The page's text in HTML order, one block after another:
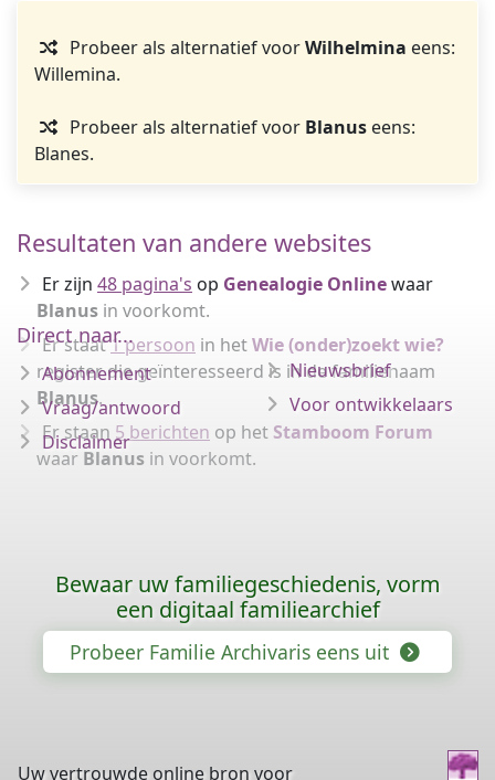
Probeer als alternatief voorWilhelmina eens:
Willemina.
Probeer als alternatief voor Blanuseens:
Blanes.
Resultaten van andere websites
Er zijn 48 pagina's op Genealogie Onlinewaar
Blanus in voorkomt.
Er staat1 persoon in hetWie (onder)zoekt wie?
register die geïnteresseerd is in de familienaam
Blanus.
Er staan 5 berichten op het Stamboom Forum
waar Blanus in voorkomt.
Direct naar...
Abonnement
Vraag/antwoord
Disclaimer
Nieuwsbrief
Voor ontwikkelaars
Bewaar uw familiegeschiedenis, vorm
een digitaal familiearchief
Probeer Familie Archivaris eens uit
Uw vertrouwde online bron voor